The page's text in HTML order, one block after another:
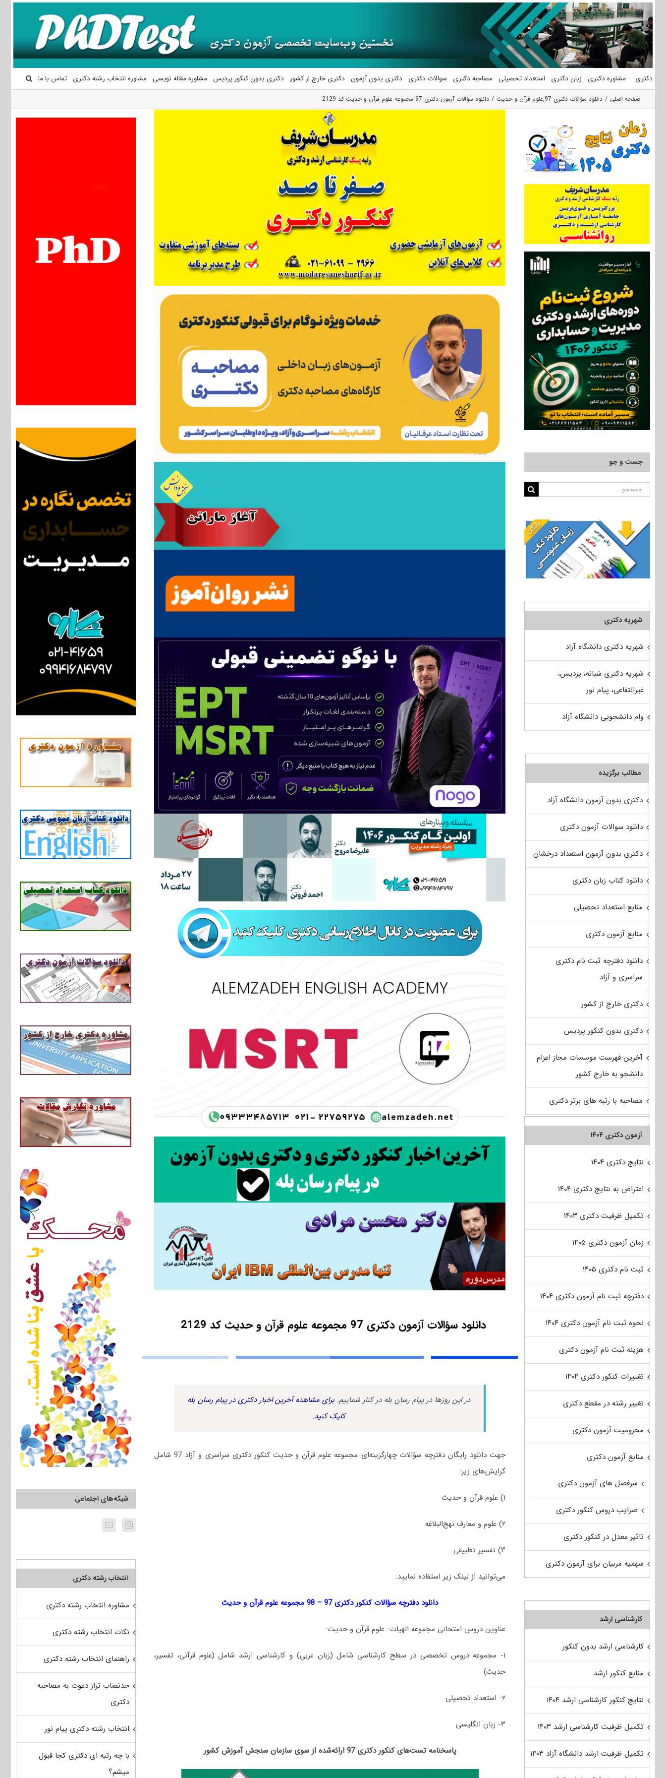
محتوا
دکتری مشاوره دکتری زبان دکتری استعداد تحصیلی مصاحبه دکتری سوالات دکتری دکتری بدون آزمون دکتری خارج از کشور دکتری بدون کنکور پردیس مشاوره مقاله نویسی مشاوره انتخاب رشته دکتری تماس با ما
صفحه اصلی دانلود سؤالات دکتری 97 ,علوم قرآن و حدیث دانلود سؤالات آزمون دکتری 97 مجموعه علوم قرآن و حدیث کد 2129
دانلود سؤالات آزمون دکتری 97 مجموعه علوم قرآن و حدیث کد 2129
در این روزها در پیام رسان بله در کنار شماییم. برای مشاهده آخرین اخبار دکتری در پیام رسان بله
کلیک کنید.
جهت دانلود رایگان دفترچه سؤالات چهارگزینه‌ای مجموعه علوم قرآن و حدیث کنکور دکتری سراسری و آزاد 97 شامل
گرایش‌های زیر:
۱) علوم قرآن و حدیث
۲) علوم و معارف نهج‌البلاغه
۳) تفسیر تطبیقی
می‌توانید از لینک زیر استفاده نمایید:
دانلود دفترچه سؤالات کنکور دکتری 97 – 98 مجموعه علوم قرآن و حدیث
عناوین دروس امتحانی مجموعه الهیات- علوم قرآن و حدیث:
۱- مجموعه دروس تخصصی در سطح کارشناسی شامل (زبان عربی) و کارشناسی ارشد شامل (علوم قرآنی، تفسیر،
حدیث)
۲- استعداد تحصیلی
۳- زبان انگلیسی
پاسخنامه تست‌های کنکور دکتری 97 ارائه‌شده از سوی سازمان سنجش آموزش کشور
شبکه‌های اجتماعی
انتخاب رشته دکتری
مشاوره انتخاب رشته دکتری
نکات انتخاب رشته دکتری
راهنمای انتخاب رشته دکتری
حدنصاب تراز دعوت به مصاحبه
دکتری
انتخاب رشته دکتری پیام نور
با چه رتبه ای دکتری کجا قبول
میشم؟
جست و جو
جستجو
شهریه دکتری
شهریه دکتری دانشگاه آزاد
شهریه دکتری شبانه، پردیس،
غیرانتفاعی، پیام نور
وام دانشجویی دانشگاه آزاد
مطالب برگزیده
دکتری بدون آزمون دانشگاه آزاد
دانلود سوالات آزمون دکتری
دکتری بدون آزمون استعداد درخشان
دانلود کتاب زبان دکتری
منابع استعداد تحصیلی
منابع آزمون دکتری
دانلود دفترچه ثبت نام دکتری
سراسری و آزاد
دکتری خارج از کشور
دکتری بدون کنکور پردیس
آخرین فهرست موسسات مجاز اعزام
دانشجو به خارج کشور
مصاحبه با رتبه های برتر دکتری
آزمون دکتری ۱۴۰۴
نتایج دکتری ۱۴۰۴
اعتراض به نتایج دکتری ۱۴۰۴
تکمیل ظرفیت دکتری ۱۴۰۳
زمان آزمون دکتری ۱۴۰۵
ثبت نام دکتری ۱۴۰۵
دفترچه ثبت نام آزمون دکتری ۱۴۰۴
نحوه ثبت نام آزمون دکتری ۱۴۰۴
هزینه ثبت نام آزمون دکتری
تغییرات کنکور دکتری ۱۴۰۴
تغییر رشته در مقطع دکتری
محرومیت آزمون دکتری
منابع آزمون دکتری
سرفصل های آزمون دکتری
ضرایب دروس کنکور دکتری
تاثیر معدل در کنکور دکتری
سهمیه مربیان برای آزمون دکتری
کارشناسی ارشد
کارشناسی ارشد بدون کنکور
منابع کنکور ارشد
نتایج کنکور کارشناسی ارشد ۱۴۰۴
تکمیل ظرفیت کارشناسی ارشد ۱۴۰۳
تکمیل ظرفیت ارشد دانشگاه آزاد ۱۴۰۳